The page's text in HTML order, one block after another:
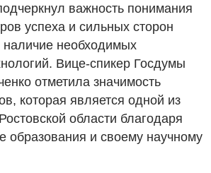
важность понимания
успеха и сильных сторон
наличие необходимых
Вице-спикер Госдумы
отметила значимость
которая является одной из
области благодаря
образования и своему научному